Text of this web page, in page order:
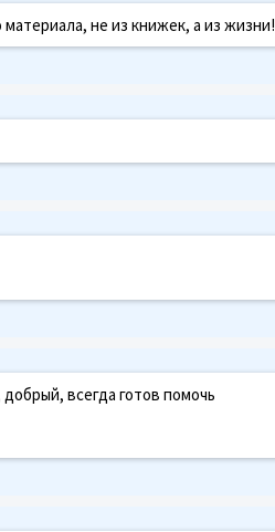
не из книжек, а из жизни!
всегда готов помочь